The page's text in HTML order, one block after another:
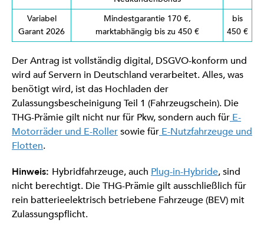
Variabel
Garant 2026
Mindestgarantie 170 €,
marktabhängig bis zu 450 €
bis
450 €
Der Antrag ist vollständig digital, DSGVO-konform und
wird auf Servern in Deutschland verarbeitet. Alles, was
benötigt wird, ist das Hochladen der
Zulassungsbescheinigung Teil 1 (Fahrzeugschein). Die
THG-Prämie gilt nicht nur für Pkw, sondern auch für E-
Motorräder und E-Rollersowie für E-Nutzfahrzeuge und
Flotten.
Hinweis: Hybridfahrzeuge, auch Plug-in-Hybride, sind
nicht berechtigt. Die THG-Prämie gilt ausschließlich für
rein batterieelektrisch betriebene Fahrzeuge (BEV) mit
Zulassungspflicht.